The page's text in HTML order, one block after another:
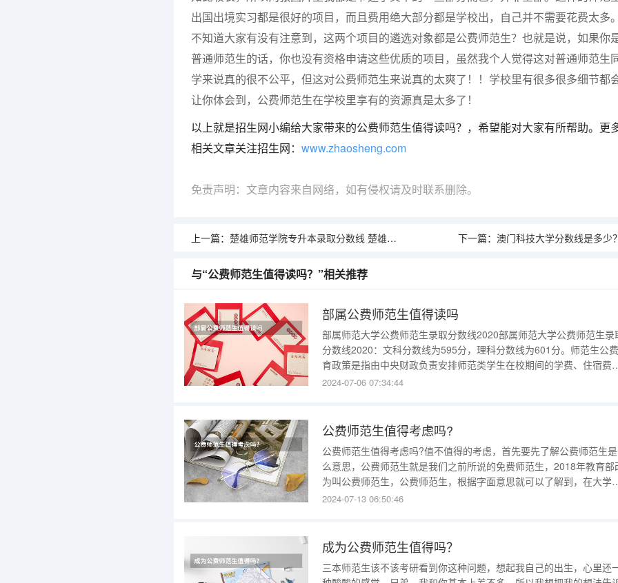
出国出境实习都是很好的项目，而且费用绝大部分都是学校出，自己并不需要花费太多。
不知道大家有没有注意到，这两个项目的遴选对象都是公费师范生？也就是说，如果你
普通师范生的话，你也没有资格申请这些优质的项目，虽然我个人觉得这对普通师范生
学来说真的很不公平，但这对公费师范生来说真的太爽了！！学校里有很多很多细节都
让你体会到，公费师范生在学校里享有的资源真是太多了！
以上就是招生网小编给大家带来的公费师范生值得读吗？，希望能对大家有所帮助。更
相关文章关注招生网： www.zhaosheng.com
免责声明：文章内容来自网络，如有侵权请及时联系删除。
上一篇： 楚雄师范学院专升本录取分数线 楚雄师范学院分数线 下一篇： 澳门科技大学分数线是多少？
与“公费师范生值得读吗？”相关推荐
部属公费师范生值得读吗
部属师范大学公费师范生录取分数线2020部属师范大学公费师范生录
分数线2020：文科分数线为595分，理科分数线为601分。师范生公
育政策是指由中央财政负责安排师范类学生在校期间的学费、住宿费
并发放生活补贴，但学生四年毕业以后一般回到生源省份从事至少六年
2024-07-06 07:34:44
公费师范生值得考虑吗?
公费师范生值得考虑吗?值不值得的考虑，首先要先了解公费师范生
么意思，公费师范生就是我们之前所说的免费师范生，2018年教育部
为叫公费师范生，公费师范生，根据字面意思就可以了解到，在大学
间自己是不用负担学费、住宿费的，是由中央财政承担的，并给予生活
学任教，
2024-07-13 06:50:46
成为公费师范生值得吗？
三本师范生该不该考研看到你这种问题，想起我自己的出生，心里还